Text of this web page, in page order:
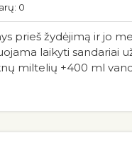
0
prieš žydėjimą ir jo
laikyti sandariai
miltelių +400 ml